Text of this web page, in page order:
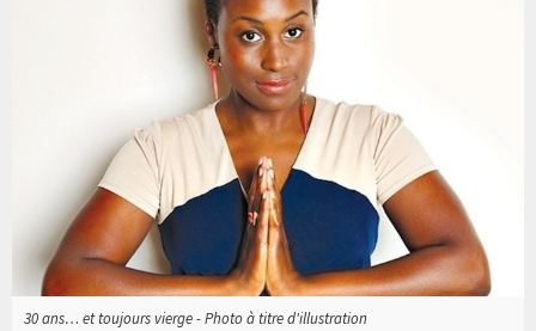
30 ans… et toujours vierge - Photo à titre d'illustration